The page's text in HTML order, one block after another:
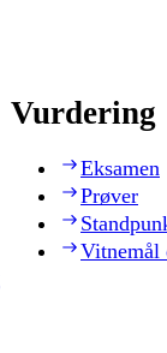
Vurdering
Eksamen
Prøver
Vitnemål